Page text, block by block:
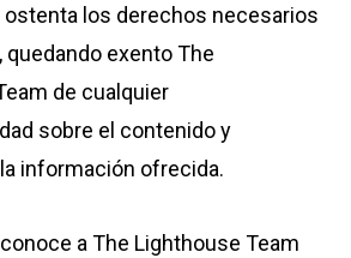
ostenta los derechos necesarios
quedando exento The
de cualquier
sobre el contenido y
la información ofrecida.
a The Lighthouse Team